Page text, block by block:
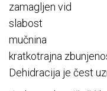
zamagljen vid
slabost
mučnina
kratkotrajna
Dehidracija je čest